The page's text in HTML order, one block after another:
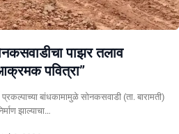
पाझर तलाव
पवित्रा”
बांधकामामुळे सोनकसवाडी (ता. बारामती)
झाल्याचा…